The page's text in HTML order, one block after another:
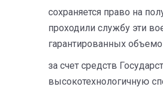
сохраняется право на
проходили службу эти
гарантированных
за счет средств
высокотехнологичную